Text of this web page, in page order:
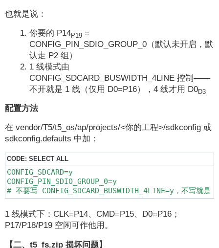
#if CONFIG_SDCARD_BUSWIDTH_4LINE
#endif
也就是说：
你要的 P14P19 =
CONFIG_PIN_SDIO_GROUP_0（默认未开启，默
认走 P2 组）
1 线模式由
CONFIG_SDCARD_BUSWIDTH_4LINE 控制——
不开就是 1 线（仅用 D0=P16），4 线才用 D0D3
配置方法
在 vendor/T5/t5_os/ap/projects/<你的工程>/sdkconfig 或
sdkconfig.defaults 中加：
CODE: SELECT ALL
CONFIG_SDCARD=y
CONFIG_PIN_SDIO_GROUP_0=y
# 不要写 CONFIG_SDCARD_BUSWIDTH_4LINE=y，不写就是
1 线模式下：CLK=P14、CMD=P15、D0=P16；
P17/P18/P19 空闲可作他用。
【二、t5_fs.zip 损坏问题】